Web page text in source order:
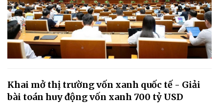
Khai mở thị trường vốn xanh quốc tế - Giải
bài toán huy động vốn xanh 700 tỷ USD